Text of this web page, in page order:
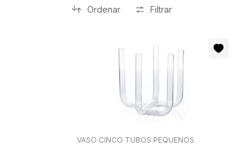
Ordenar Filtrar
VASO CINCO TUBOS PEQUENOS